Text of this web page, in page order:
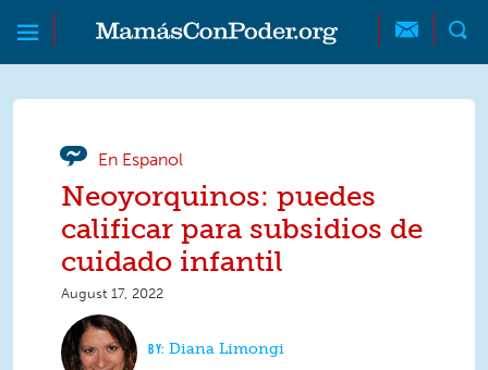
Skip to main content
Skip to main content
MamásConPoder
En Espanol
Neoyorquinos: puedes
calificar para subsidios de
cuidado infantil
August 17, 2022
Diana Limongi